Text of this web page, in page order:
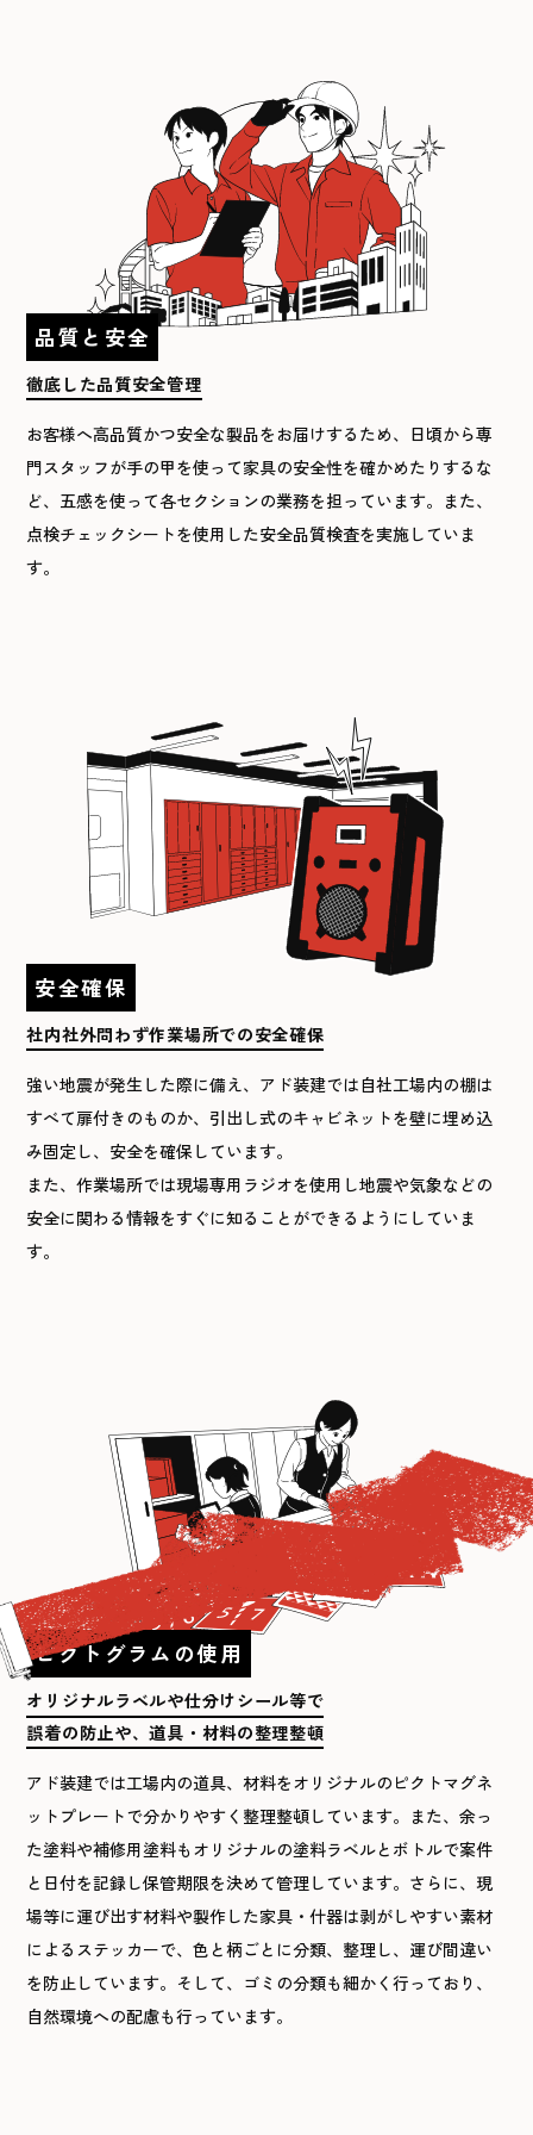
品質と安全
徹底した品質安全管理
お客様へ高品質かつ安全な製品をお届けするため、日頃から専
門スタッフが手の甲を使って家具の安全性を確かめたりするな
ど、五感を使って各セクションの業務を担っています。また、
点検チェックシートを使用した安全品質検査を実施していま
す。
安全確保
社内社外問わず作業場所での安全確保
強い地震が発生した際に備え、アド装建では自社工場内の棚は
すべて扉付きのものか、引出し式のキャビネットを壁に埋め込
み固定し、安全を確保しています。
また、作業場所では現場専用ラジオを使用し地震や気象などの
安全に関わる情報をすぐに知ることができるようにしていま
す。
ピクトグラムの使用
オリジナルラベルや仕分けシール等で
誤着の防止や、道具・材料の整理整頓
アド装建では工場内の道具、材料をオリジナルのピクトマグネ
ットプレートで分かりやすく整理整頓しています。また、余っ
た塗料や補修用塗料もオリジナルの塗料ラベルとボトルで案件
と日付を記録し保管期限を決めて管理しています。さらに、現
場等に運び出す材料や製作した家具・什器は剥がしやすい素材
によるステッカーで、色と柄ごとに分類、整理し、運び間違い
を防止しています。そして、ゴミの分類も細かく行っており、
自然環境への配慮も行っています。